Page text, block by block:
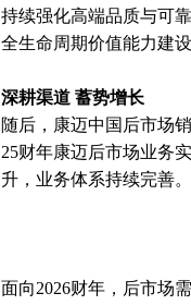
持续强化高端品质与可
全生命周期价值能力建
深耕渠道 蓄势增长
随后，康迈中国后市场
25财年康迈后市场业务
升，业务体系持续完善。
面向2026财年，后市场